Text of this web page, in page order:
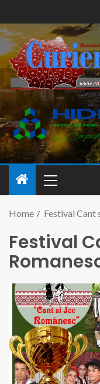
Home Festival Cant
Festival